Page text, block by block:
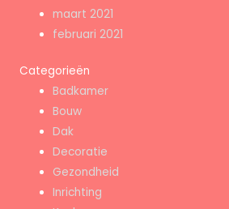
maart 2021
februari 2021
Categorieën
Badkamer
Bouw
Dak
Decoratie
Gezondheid
Inrichting